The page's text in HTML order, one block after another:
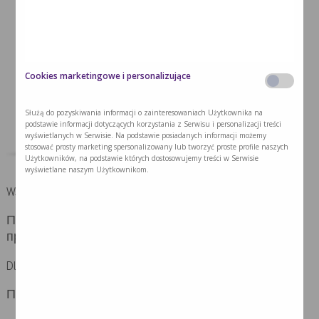
Wskazania | показання
Продукт харчування для дієтичного лікування
пролежнів та інших ран, які важко загоюються.
Dla kogo | Для кого
Пацієнти з:
Cookies marketingowe i personalizujące
Służą do pozyskiwania informacji o zainteresowaniach Użytkownika na
podstawie informacji dotyczących korzystania z Serwisu i personalizacji treści
wyświetlanych w Serwisie. Na podstawie posiadanych informacji możemy
stosować prosty marketing spersonalizowany lub tworzyć proste profile naszych
Użytkowników, na podstawie których dostosowujemy treści w Serwisie
wyświetlane naszym Użytkownikom.